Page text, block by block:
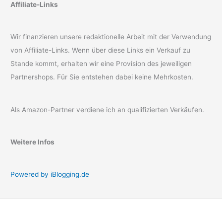
Affiliate-Links
Wir finanzieren unsere redaktionelle Arbeit mit der Verwendung
von Affiliate-Links. Wenn über diese Links ein Verkauf zu
Stande kommt, erhalten wir eine Provision des jeweiligen
Partnershops. Für Sie entstehen dabei keine Mehrkosten.
Als Amazon-Partner verdiene ich an qualifizierten Verkäufen.
Weitere Infos
Powered by iBlogging.de